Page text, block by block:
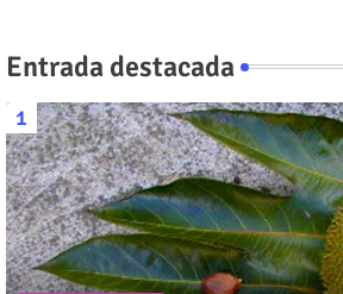
Entrada destacada